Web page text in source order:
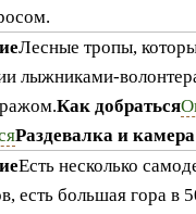
Лесные тропы,
лыжниками-
Как добраться
Раздевалка и
Есть несколько
есть большая гора в